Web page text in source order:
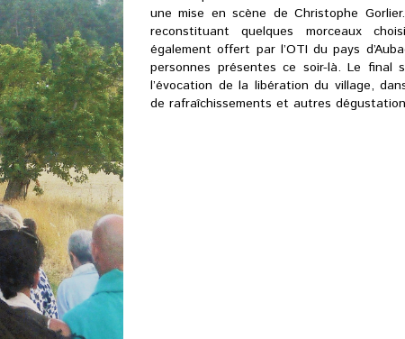
une mise en scène de Christophe
reconstituant quelques morceaux
également offert par l’OTI du pays
personnes présentes ce soir-là. Le final
l’évocation de la libération du village,
de rafraîchissements et autres